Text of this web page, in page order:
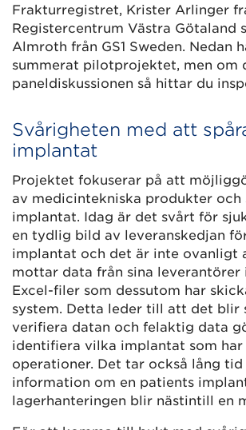
Frakturregistret, Krister Arlinger
Registercentrum Västra Götaland
Almroth från GS1 Sweden. Nedan
summerat pilotprojektet, men om
paneldiskussionen så hittar du
Svårigheten med att
implantat
Projektet fokuserar på att
av medicintekniska produkter och
implantat. Idag är det svårt för
en tydlig bild av leveranskedjan
implantat och det är inte ovanligt
mottar data från sina leverantörer
Excel-filer som dessutom har
system. Detta leder till att det blir
verifiera datan och felaktig data
identifiera vilka implantat som har
operationer. Det tar också lång
information om en patients
lagerhanteringen blir nästintill en